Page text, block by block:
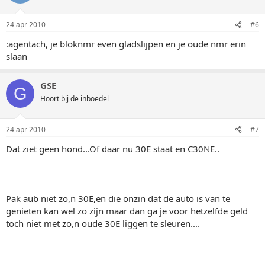
24 apr 2010 #6
:agentach, je bloknmr even gladslijpen en je oude nmr erin
slaan
G GSE
Hoort bij de inboedel
24 apr 2010 #7
Dat ziet geen hond...Of daar nu 30E staat en C30NE..
Pak aub niet zo,n 30E,en die onzin dat de auto is van te
genieten kan wel zo zijn maar dan ga je voor hetzelfde geld
toch niet met zo,n oude 30E liggen te sleuren....